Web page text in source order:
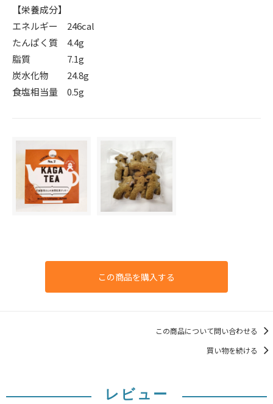
【栄養成分】
エネルギー 246cal
たんぱく質 4.4g
脂質 7.1g
炭水化物 24.8g
食塩相当量 0.5g
この商品を購入する
この商品について問い合わせる
買い物を続ける
レビュー